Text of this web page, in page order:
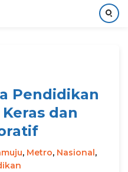
Pendidikan
dan
, Metro, Nasional,